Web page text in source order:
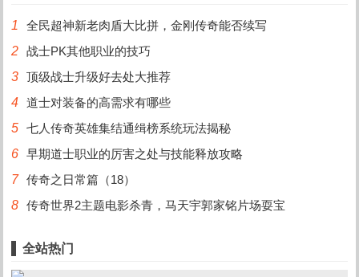
1
全民超神新老肉盾大比拼，金刚传奇能否续写
2
战士PK其他职业的技巧
3
顶级战士升级好去处大推荐
4
道士对装备的高需求有哪些
5
七人传奇英雄集结通缉榜系统玩法揭秘
6
早期道士职业的厉害之处与技能释放攻略
7 传奇之日常篇（18）
8
传奇世界2主题电影杀青，马天宇郭家铭片场耍宝
全站热门